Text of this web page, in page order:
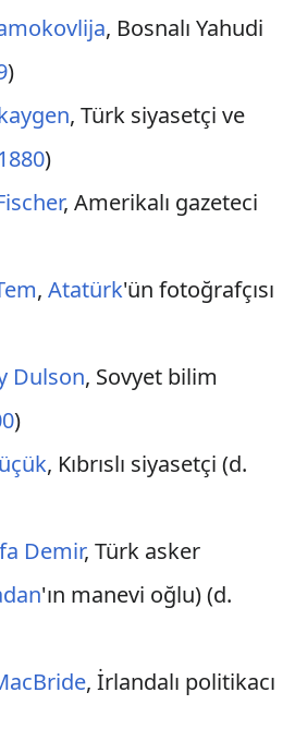
, Bosnalı Yahudi
)
, Türk siyasetçi ve
1880)
, Amerikalı gazeteci
, Atatürk'ün fotoğrafçısı
Dulson, Sovyet bilim
)
, Kıbrıslı siyasetçi (d.
Demir, Türk asker
'ın manevi oğlu) (d.
, İrlandalı politikacı